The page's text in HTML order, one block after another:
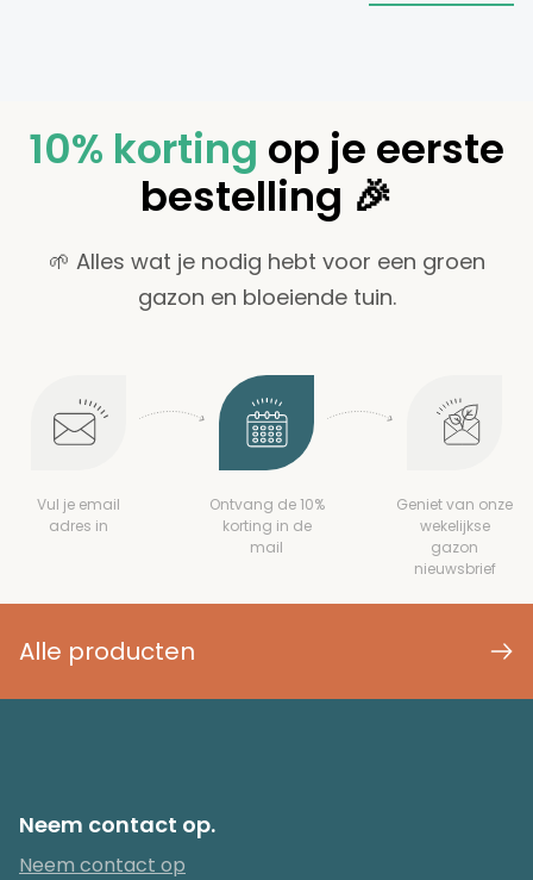
10% korting op je eerste
bestelling 🎉
🌱 Alles wat je nodig hebt voor een groen
gazon en bloeiende tuin.
Vul je email
adres in
Ontvang de 10%
korting in de
mail
Geniet van onze
wekelijkse
gazon
nieuwsbrief
Alle producten
Neem contact op.
Neem contact op